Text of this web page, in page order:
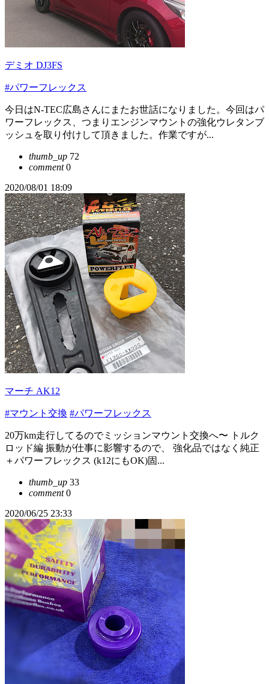
デミオ DJ3FS
#パワーフレックス
今日はN-TEC広島さんにまたお世話になりました。今回はパ
ワーフレックス、つまりエンジンマウントの強化ウレタンブ
ッシュを取り付けして頂きました。作業ですが...
thumb_up 72
comment0
2020/08/01 18:09
マーチ AK12
#マウント交換 #パワーフレックス
20万km走行してるのでミッションマウント交換へ〜 トルク
ロッド編 振動が仕事に影響するので、 強化品ではなく純正
＋パワーフレックス (k12にもOK)固...
thumb_up 33
comment0
2020/06/25 23:33